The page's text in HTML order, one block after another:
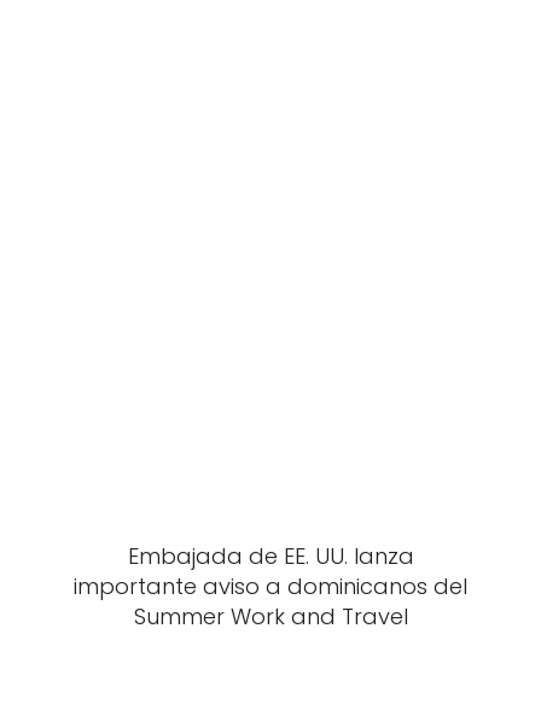
Embajada de EE. UU. lanza
importante aviso a dominicanos del
Summer Work and Travel